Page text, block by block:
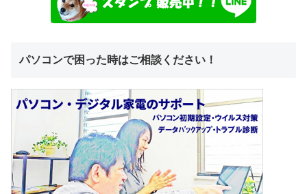
パソコンで困った時はご相談ください！